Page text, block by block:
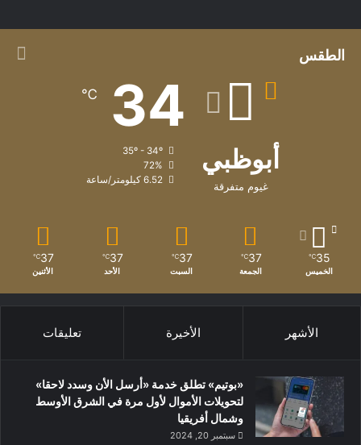
الطقس
أبوظبي
غيوم متفرقة
34
℃
72%
6.52 كيلومتر/ساعة
35
℃
الخميس
37
℃
الجمعة
37
℃
السبت
37
℃
الأحد
37
℃
الأثنين
الأشهر الأخيرة تعليقات
«بوتيم» تطلق خدمة «أرسل الأن وسدد لاحقا»
لتحويلات الأموال لأول مرة في الشرق الأوسط
وشمال أفريقيا
سبتمبر 20, 2024